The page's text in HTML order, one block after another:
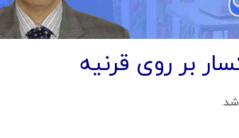
بر روی قرنیه